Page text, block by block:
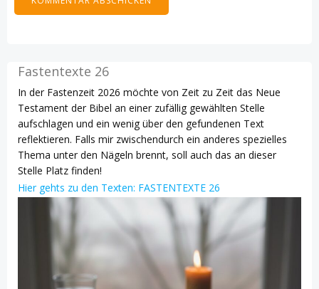
Fastentexte 26
In der Fastenzeit 2026 möchte von Zeit zu Zeit das Neue
Testament der Bibel an einer zufällig gewählten Stelle
aufschlagen und ein wenig über den gefundenen Text
reflektieren. Falls mir zwischendurch ein anderes spezielles
Thema unter den Nägeln brennt, soll auch das an dieser
Stelle Platz finden!
Hier gehts zu den Texten: FASTENTEXTE 26